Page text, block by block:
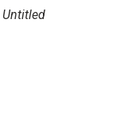
Untitled